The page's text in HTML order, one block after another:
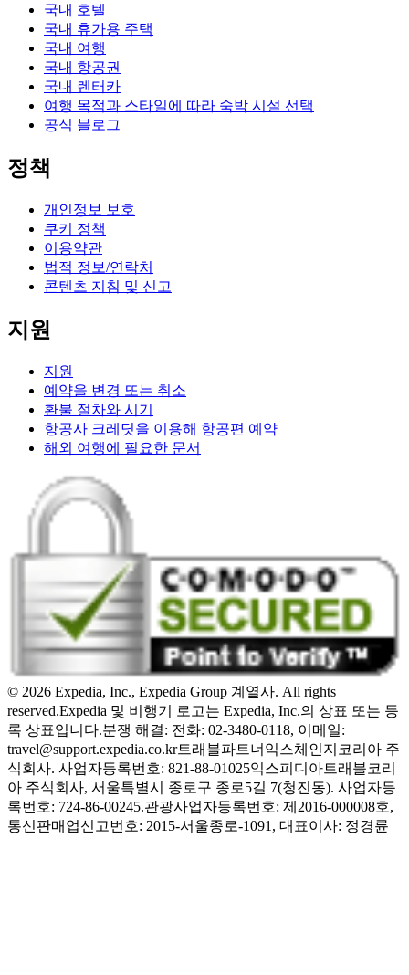
국내 호텔
국내 휴가용 주택
국내 여행
국내 항공권
국내 렌터카
여행 목적과 스타일에 따라 숙박 시설 선택
공식 블로그
정책
개인정보 보호
쿠키 정책
이용약관
법적 정보/연락처
콘텐츠 지침 및 신고
지원
지원
예약을 변경 또는 취소
환불 절차와 시기
항공사 크레딧을 이용해 항공편 예약
해외 여행에 필요한 문서
© 2026 Expedia, Inc., Expedia Group 계열사. All rights
reserved.Expedia 및 비행기 로고는 Expedia, Inc.의 상표 또는 등
록 상표입니다.분쟁 해결: 전화: 02-3480-0118, 이메일:
travel@support.expedia.co.kr트래블파트너익스체인지코리아 주
식회사. 사업자등록번호: 821-88-01025익스피디아트래블코리
아 주식회사, 서울특별시 종로구 종로5길 7(청진동). 사업자등
록번호: 724-86-00245.관광사업자등록번호: 제2016-000008호,
통신판매업신고번호: 2015-서울종로-1091, 대표이사: 정경륜